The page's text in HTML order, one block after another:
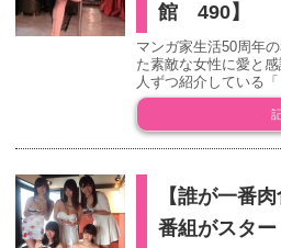
館 490】
マンガ家生活50周年
た素敵な女性に愛と
人ずつ紹介している
【誰が一番
番組がスタ